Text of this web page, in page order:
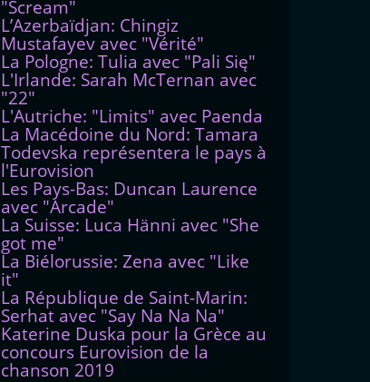
"Scream"
L’Azerbaïdjan: Chingiz
Mustafayev avec "Vérité"
La Pologne: Tulia avec "Pali Się"
L'Irlande: Sarah McTernan avec
"22"
L'Autriche: "Limits" avec Paenda
La Macédoine du Nord: Tamara
Todevska représentera le pays à
l'Eurovision
Les Pays-Bas: Duncan Laurence
avec "Arcade"
La Suisse: Luca Hänni avec "She
got me"
La Biélorussie: Zena avec "Like
it"
La République de Saint-Marin:
Serhat avec "Say Na Na Na"
Katerine Duska pour la Grèce au
concours Eurovision de la
chanson 2019